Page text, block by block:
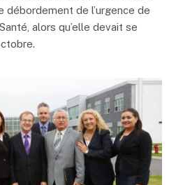
débordement de l’urgence de
alors qu’elle devait se